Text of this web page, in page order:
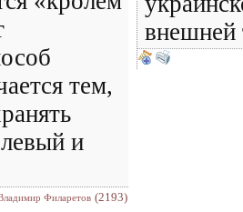
тем,
и
Филаретов (2193)